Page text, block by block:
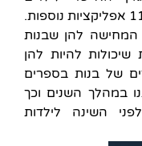
"טימבוקטו" שזכה בפרסים רבים ו- 11 אפליקציות נוספות.
המחישה להן שבנות
שיכולות להיות להן
של בנות בספרים
במהלך השנים וכך
השינה לילדות